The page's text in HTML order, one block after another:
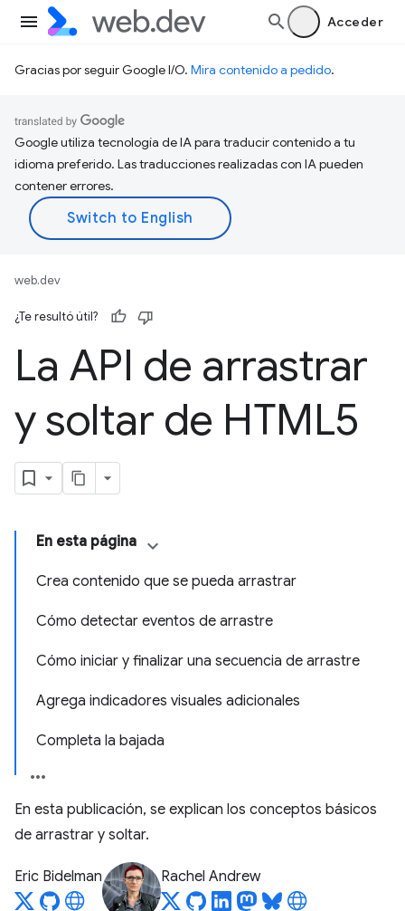
Acceder
Gracias por seguir Google I/O. Mira contenido a pedido.
Google utiliza tecnología de IA para traducir contenido a tu
idioma preferido. Las traducciones realizadas con IA pueden
contener errores.
web.dev
¿Te resultó útil?
La API de arrastrar
y soltar de HTML5
En esta página
Crea contenido que se pueda arrastrar
Cómo detectar eventos de arrastre
Cómo iniciar y finalizar una secuencia de arrastre
Agrega indicadores visuales adicionales
Completa la bajada
En esta publicación, se explican los conceptos básicos
de arrastrar y soltar.
Eric Bidelman Rachel Andrew